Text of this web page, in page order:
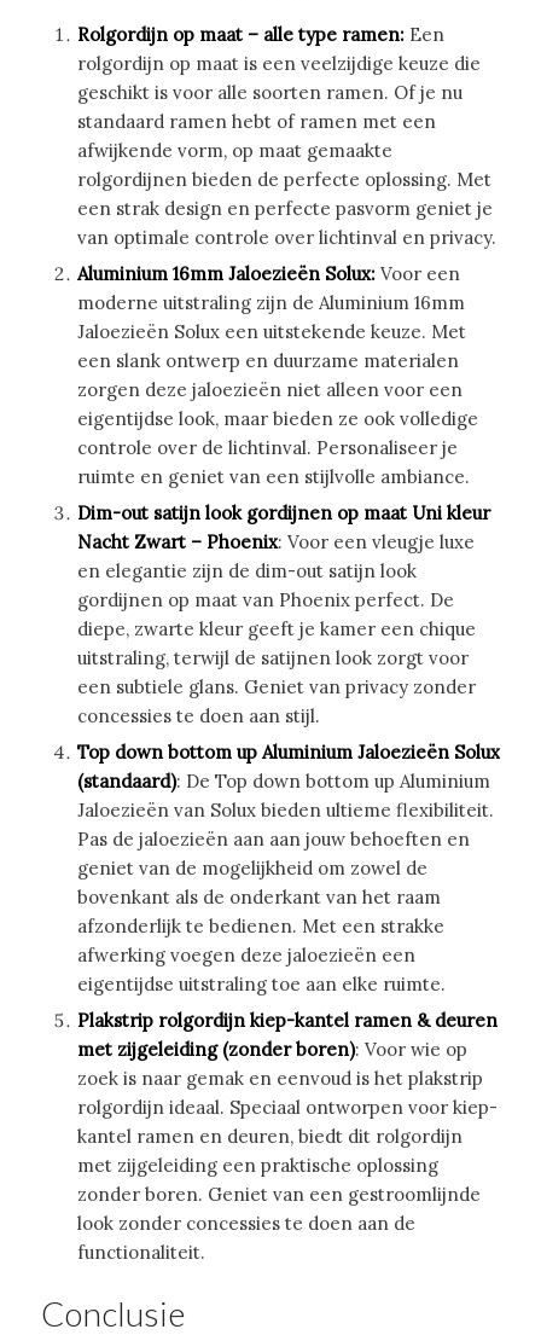
Rolgordijn op maat – alle type ramen:Een
rolgordijn op maat is een veelzijdige keuze die
geschikt is voor alle soorten ramen. Of je nu
standaard ramen hebt of ramen met een
afwijkende vorm, op maat gemaakte
rolgordijnen bieden de perfecte oplossing. Met
een strak design en perfecte pasvorm geniet je
van optimale controle over lichtinval en privacy.
Aluminium 16mm Jaloezieën Solux:Voor een
moderne uitstraling zijn de Aluminium 16mm
Jaloezieën Solux een uitstekende keuze. Met
een slank ontwerp en duurzame materialen
zorgen deze jaloezieën niet alleen voor een
eigentijdse look, maar bieden ze ook volledige
controle over de lichtinval. Personaliseer je
ruimte en geniet van een stijlvolle ambiance.
Dim-out satijn look gordijnen op maat Uni kleur
Nacht Zwart – Phoenix: Voor een vleugje luxe
en elegantie zijn de dim-out satijn look
gordijnen op maat van Phoenix perfect. De
diepe, zwarte kleur geeft je kamer een chique
uitstraling, terwijl de satijnen look zorgt voor
een subtiele glans. Geniet van privacy zonder
concessies te doen aan stijl.
Top down bottom up Aluminium Jaloezieën Solux
(standaard): De Top down bottom up Aluminium
Jaloezieën van Solux bieden ultieme flexibiliteit.
Pas de jaloezieën aan aan jouw behoeften en
geniet van de mogelijkheid om zowel de
bovenkant als de onderkant van het raam
afzonderlijk te bedienen. Met een strakke
afwerking voegen deze jaloezieën een
eigentijdse uitstraling toe aan elke ruimte.
Plakstrip rolgordijn kiep-kantel ramen & deuren
met zijgeleiding (zonder boren): Voor wie op
zoek is naar gemak en eenvoud is het plakstrip
rolgordijn ideaal. Speciaal ontworpen voor kiep-
kantel ramen en deuren, biedt dit rolgordijn
met zijgeleiding een praktische oplossing
zonder boren. Geniet van een gestroomlijnde
look zonder concessies te doen aan de
functionaliteit.
Conclusie